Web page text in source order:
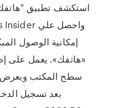
استكشف تطبيق "هاتفك"
إمكانية الوصول
«هاتفك». يعمل على
سطح المكتب ويعرض
بعد تسجيل